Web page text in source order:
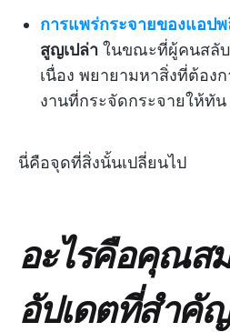
การแพร่กระจายของแอป
สูญเปล่า ในขณะที่ผู้คนสลั
เนื่อง พยายามหาสิ่งที่ต้อง
งานที่กระจัดกระจายให้ทัน
นี่คือจุดที่สิ่งนั้นเปลี่ยนไป
อะไรคือคุณส
อัปเดตที่สำคั